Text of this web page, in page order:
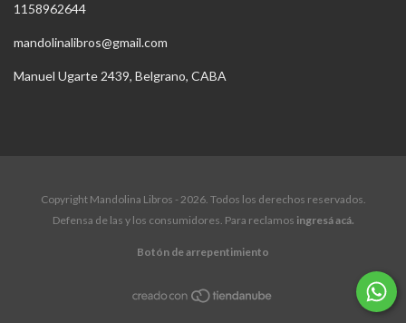
1158962644
mandolinalibros@gmail.com
Manuel Ugarte 2439, Belgrano, CABA
Copyright Mandolina Libros - 2026. Todos los derechos reservados.
Defensa de las y los consumidores. Para reclamos ingresá acá.
Botón de arrepentimiento